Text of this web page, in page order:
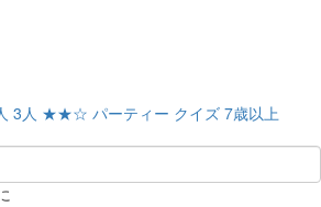
3人 ★★☆ パーティー クイズ 7歳以上